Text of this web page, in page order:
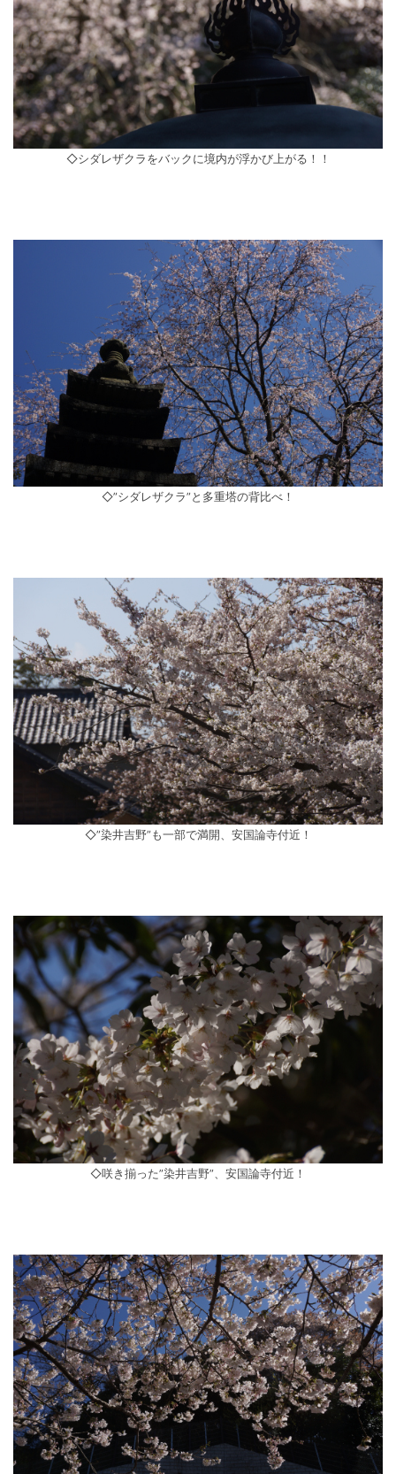
◇シダレザクラをバックに境内が浮かび上がる！！
◇”シダレザクラ”と多重塔の背比べ！
◇”染井吉野”も一部で満開、安国論寺付近！
◇咲き揃った”染井吉野”、安国論寺付近！